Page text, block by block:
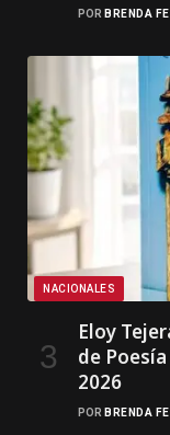
POR BRENDA
NACIONALES
Eloy
de
2026
POR BRENDA